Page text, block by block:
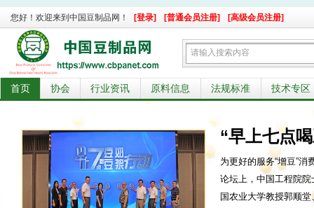
您好！欢迎来到中国豆制品网！ [登录] [普通会员注册] [高级会员注册]
首页 协会 行业资讯 原料信息 法规标准 技术专区
“早上七点
为更好的服务“增豆”
论坛上，中国工程院
国农业大学教授郭顺